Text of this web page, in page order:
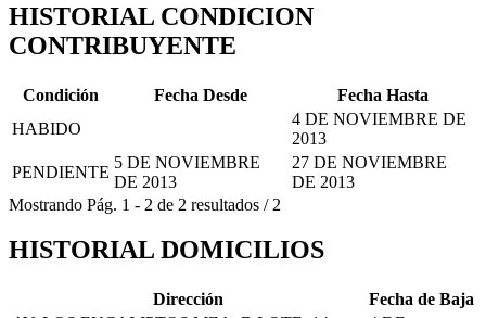
HISTORIAL CONDICION
CONTRIBUYENTE
Condición Fecha Desde
Fecha Hasta
HABIDO
4 DE NOVIEMBRE DE
2013
PENDIENTE
5 DE NOVIEMBRE
DE 2013
27 DE NOVIEMBRE
DE 2013
Mostrando Pág. 1 - 2 de 2 resultados / 2
HISTORIAL DOMICILIOS
Dirección
Fecha de Baja